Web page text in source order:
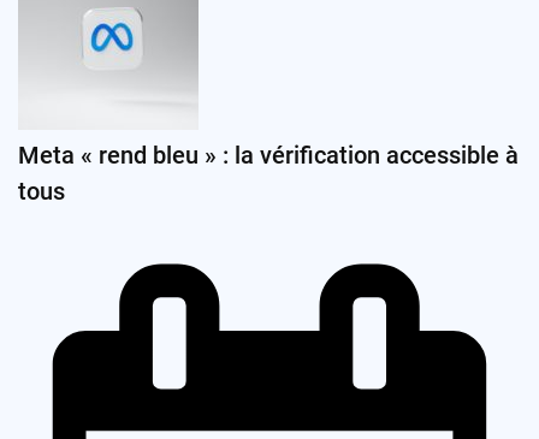
Meta « rend bleu » : la vérification accessible à
tous